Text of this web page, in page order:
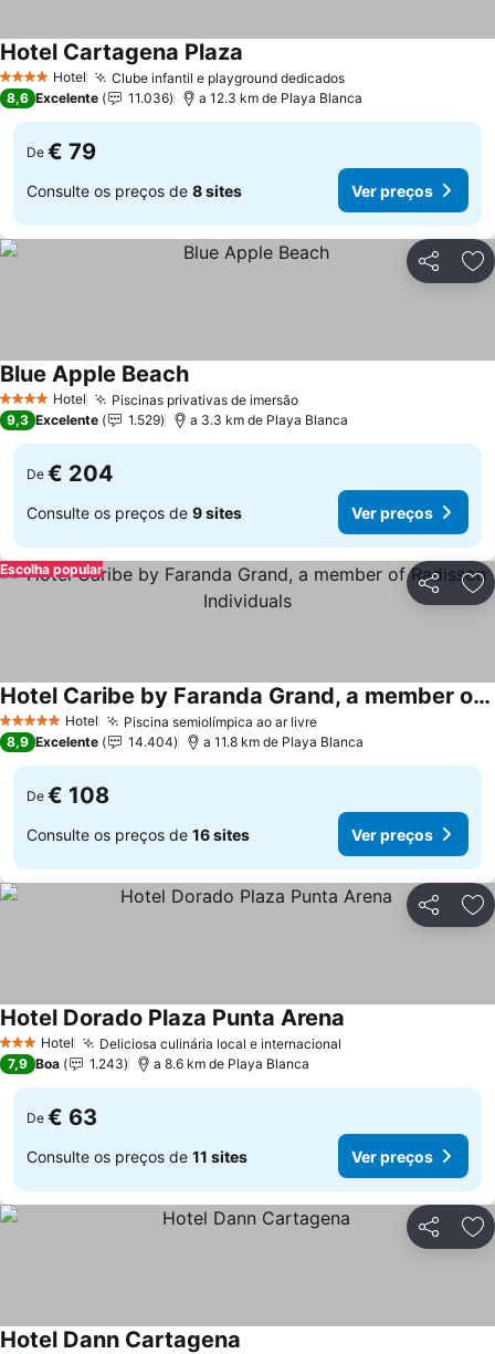
4 EstrelasHotel Clube infantil e playground dedicados
Hotel Cartagena Plaza
8,6 Excelente 11.036 a 12.3 km de Playa Blanca
De € 79
Consulte os preços de 8 sites Ver preços
Partilhar
4 EstrelasHotel Piscinas privativas de imersão
Blue Apple Beach
9,3 Excelente 1.529 a 3.3 km de Playa Blanca
De € 204
Consulte os preços de 9 sites Ver preços
Partilhar
Escolha popular
5 Estrelas Hotel Piscina semiolímpica ao ar livre
Hotel Caribe by Faranda Grand, a member of Radisson Individuals
8,9 Excelente 14.404 a 11.8 km de Playa Blanca
De € 108
Consulte os preços de 16 sites Ver preços
Partilhar
3 EstrelasHotel Deliciosa culinária local e internacional
Hotel Dorado Plaza Punta Arena
7,9 Boa 1.243 a 8.6 km de Playa Blanca
De € 63
Consulte os preços de 11 sites Ver preços
Partilhar
Hotel Dann Cartagena